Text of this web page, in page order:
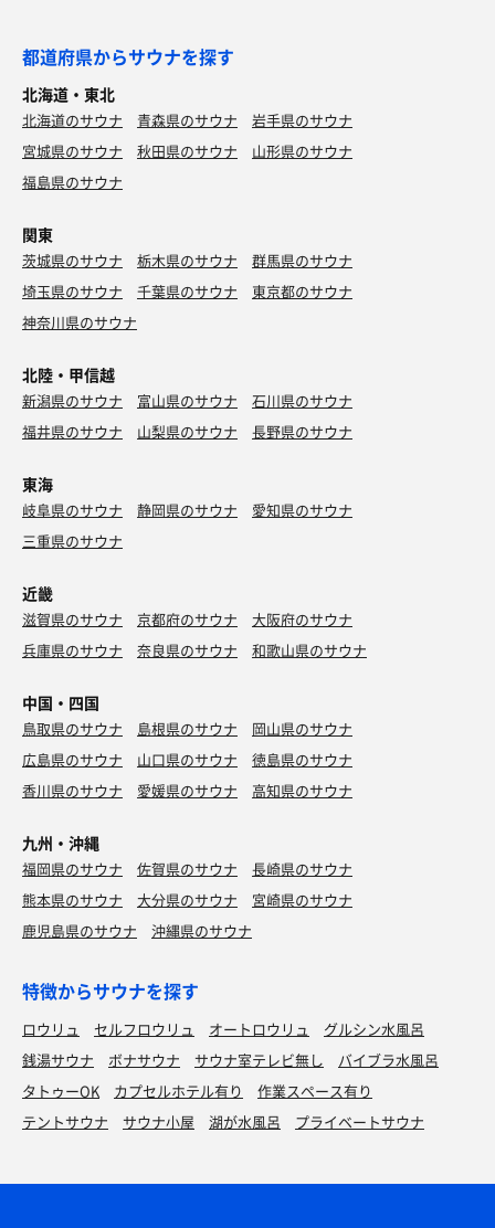
都道府県からサウナを探す
北海道・東北
北海道のサウナ 青森県のサウナ
岩手県のサウナ
宮城県のサウナ
秋田県のサウナ
山形県のサウナ
福島県のサウナ
関東
茨城県のサウナ 栃木県のサウナ
群馬県のサウナ
埼玉県のサウナ
千葉県のサウナ
東京都のサウナ
神奈川県のサウナ
北陸・甲信越
新潟県のサウナ 富山県のサウナ
石川県のサウナ
福井県のサウナ
山梨県のサウナ 長野県のサウナ
東海
岐阜県のサウナ 静岡県のサウナ
愛知県のサウナ
三重県のサウナ
近畿
滋賀県のサウナ 京都府のサウナ
大阪府のサウナ
兵庫県のサウナ
奈良県のサウナ 和歌山県のサウナ
中国・四国
鳥取県のサウナ 島根県のサウナ
岡山県のサウナ
広島県のサウナ
山口県のサウナ
徳島県のサウナ
香川県のサウナ
愛媛県のサウナ 高知県のサウナ
九州・沖縄
福岡県のサウナ 佐賀県のサウナ
長崎県のサウナ
熊本県のサウナ
大分県のサウナ
宮崎県のサウナ
鹿児島県のサウナ
沖縄県のサウナ
特徴からサウナを探す
ロウリュ セルフロウリュ オートロウリュ
グルシン水風呂
銭湯サウナ
ボナサウナ サウナ室テレビ無し
バイブラ水風呂
タトゥーOK
カプセルホテル有り
作業スペース有り
テントサウナ
サウナ小屋 湖が水風呂 プライベートサウナ